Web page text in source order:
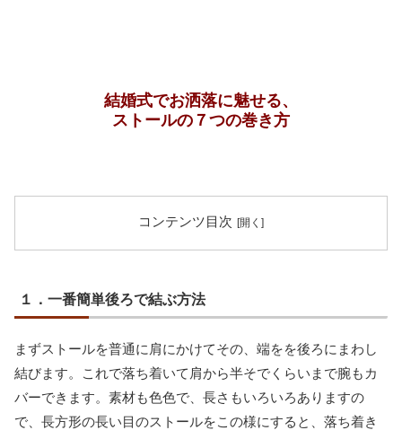
結婚式でお洒落に魅せる、
ストールの７つの巻き方
コンテンツ目次
１．一番簡単後ろで結ぶ方法
まずストールを普通に肩にかけてその、端をを後ろにまわし
結びます。これで落ち着いて肩から半そでくらいまで腕もカ
バーできます。素材も色色で、長さもいろいろありますの
で、長方形の長い目のストールをこの様にすると、落ち着き